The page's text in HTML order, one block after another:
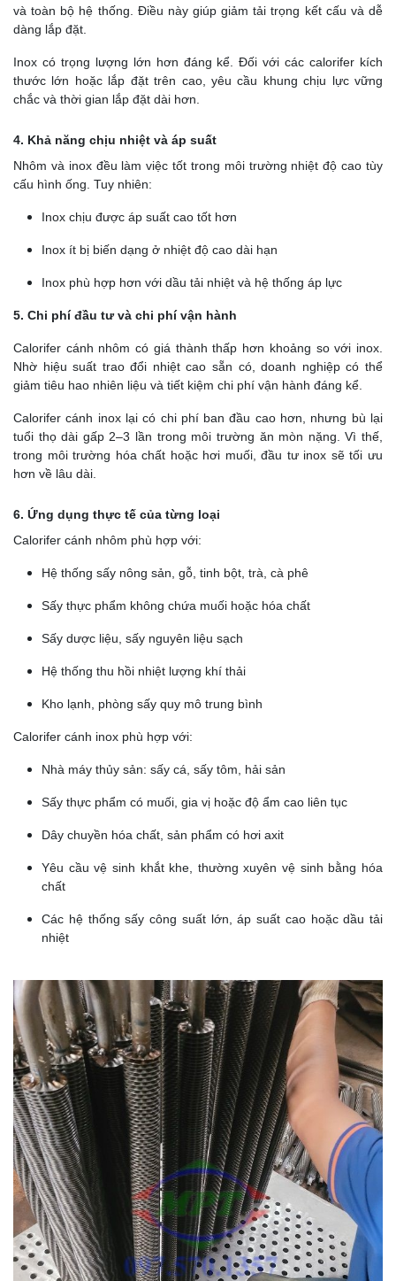
và toàn bộ hệ thống. Điều này giúp giảm tải trọng kết cấu và dễ
dàng lắp đặt.
Inox có trọng lượng lớn hơn đáng kể. Đối với các calorifer kích
thước lớn hoặc lắp đặt trên cao, yêu cầu khung chịu lực vững
chắc và thời gian lắp đặt dài hơn.
4. Khả năng chịu nhiệt và áp suất
Nhôm và inox đều làm việc tốt trong môi trường nhiệt độ cao tùy
cấu hình ống. Tuy nhiên:
Inox chịu được áp suất cao tốt hơn
Inox ít bị biến dạng ở nhiệt độ cao dài hạn
Inox phù hợp hơn với dầu tải nhiệt và hệ thống áp lực
5. Chi phí đầu tư và chi phí vận hành
Calorifer cánh nhôm có giá thành thấp hơn khoảng so với inox.
Nhờ hiệu suất trao đổi nhiệt cao sẵn có, doanh nghiệp có thể
giảm tiêu hao nhiên liệu và tiết kiệm chi phí vận hành đáng kể.
Calorifer cánh inox lại có chi phí ban đầu cao hơn, nhưng bù lại
tuổi thọ dài gấp 2–3 lần trong môi trường ăn mòn nặng. Vì thế,
trong môi trường hóa chất hoặc hơi muối, đầu tư inox sẽ tối ưu
hơn về lâu dài.
6. Ứng dụng thực tế của từng loại
Calorifer cánh nhôm phù hợp với:
Hệ thống sấy nông sản, gỗ, tinh bột, trà, cà phê
Sấy thực phẩm không chứa muối hoặc hóa chất
Sấy dược liệu, sấy nguyên liệu sạch
Hệ thống thu hồi nhiệt lượng khí thải
Kho lạnh, phòng sấy quy mô trung bình
Calorifer cánh inox phù hợp với:
Nhà máy thủy sản: sấy cá, sấy tôm, hải sản
Sấy thực phẩm có muối, gia vị hoặc độ ẩm cao liên tục
Dây chuyền hóa chất, sản phẩm có hơi axit
Yêu cầu vệ sinh khắt khe, thường xuyên vệ sinh bằng hóa
chất
Các hệ thống sấy công suất lớn, áp suất cao hoặc dầu tải
nhiệt